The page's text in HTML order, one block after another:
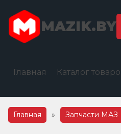
MAZIK.BY
Главная Каталог
Главная » Запчасти МАЗ